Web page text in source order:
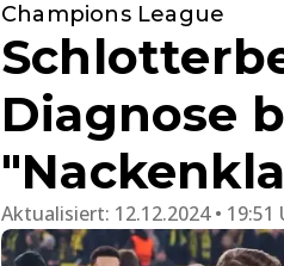
Champions League
Diagnose
Aktualisiert: 12.12.2024 • 19:51